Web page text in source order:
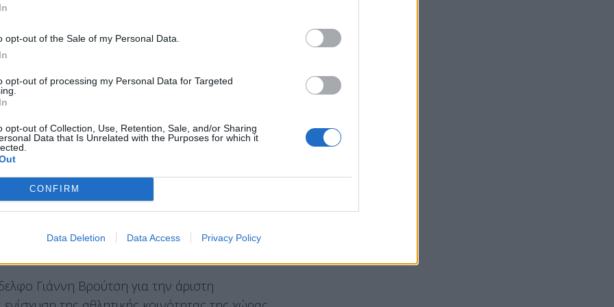
opt-out of the Sale of my Personal Data.
opt-out of processing my Personal Data for Targeted
opt-out of Collection, Use, Retention, Sale, and/or Sharing
Data that Is Unrelated with the Purposes for which it
CONFIRM
Data Deletion Data Access Privacy Policy
Αγίου Κοσμά
Αθλητικό Κέντρο Πατρών
Θεσσαλονίκης
Κέντρο Ιωαννίνων
Στάδιο Ναυπάκτου
Κομοτηνής
Σελίου
Βασιλίτσας
την κάλυψη των 599 «αθλητικών» θέσεων,
Γιάννη Βρούτση για την άριστη